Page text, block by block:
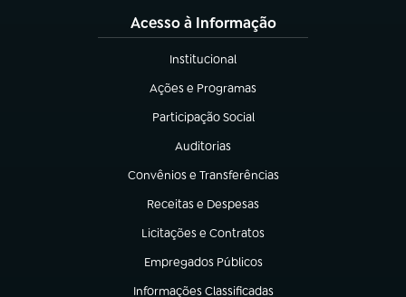
Acesso à Informação
Institucional
(abre em nova aba)
Ações e Programas
(abre em nova aba)
Participação Social
(abre em nova aba)
Auditorias
(abre em nova aba)
Convênios e Transferências
(abre em nova aba)
Receitas e Despesas
(abre em nova aba)
Licitações e Contratos
(abre em nova aba)
Empregados Públicos
(abre em nova aba)
Informações Classificadas